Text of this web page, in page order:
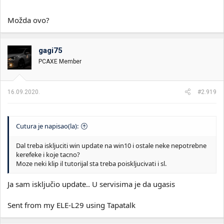
Možda ovo?
gagi75
PCAXE Member
16.09.2020. #2.919
Cutura je napisao(la):
Dal treba iskljuciti win update na win10 i ostale neke nepotrebne
kerefeke i koje tacno?
Moze neki klip il tutorijal sta treba poiskljucivati i sl.
Ja sam isključio update.. U servisima je da ugasis
Sent from my ELE-L29 using Tapatalk